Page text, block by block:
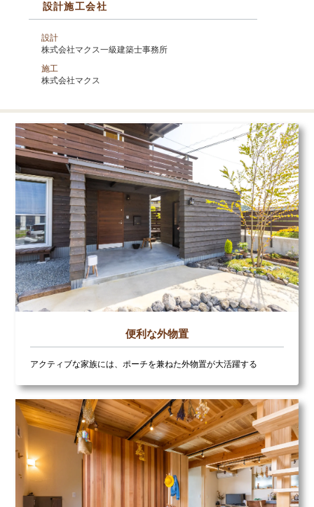
設計施工会社
設計
株式会社マクス一級建築士事務所
施工
株式会社マクス
便利な外物置
アクティブな家族には、ポーチを兼ねた外物置が大活躍する